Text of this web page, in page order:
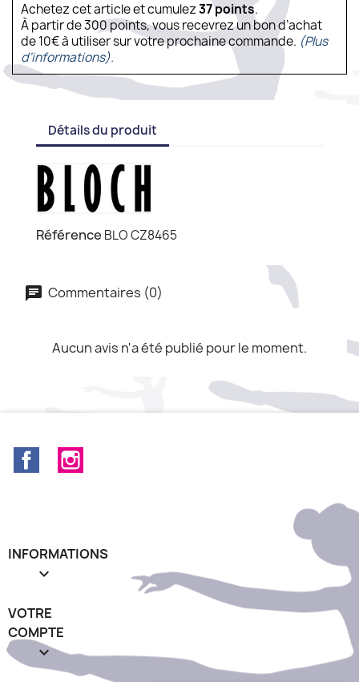
Achetez cet article et cumulez37points.
À partir de 300 points, vous recevrez un bon d’achat
de 10€ à utiliser sur votre prochaine commande. (Plus
d'informations).
Détails du produit
Référence BLO CZ8465
Commentaires (0)
Aucun avis n'a été publié pour le moment.
Facebook
INFORMATIONS

VOTRE
COMPTE
